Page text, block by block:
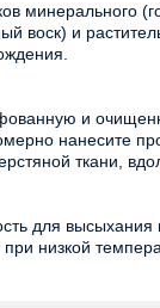
минерального
воск) и
и
нанесите
ткани,
для высыхания
низкой